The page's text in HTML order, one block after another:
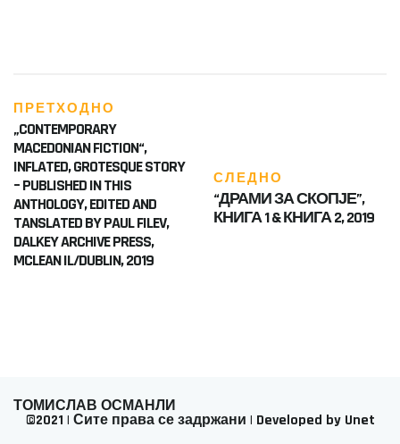
ПРЕТХОДНО
„CONTEMPORARY
MACEDONIAN FICTION“,
INFLATED, GROTESQUE STORY
– PUBLISHED IN THIS
ANTHOLOGY, EDITED AND
TANSLATED BY PAUL FILEV,
DALKEY ARCHIVE PRESS,
MCLEAN IL/DUBLIN, 2019
СЛЕДНО
“ДРАМИ ЗА СКОПЈЕ”,
КНИГА 1 & КНИГА 2, 2019
ТОМИСЛАВ ОСМАНЛИ
©2021 | Сите права се задржани | Developed by Unet